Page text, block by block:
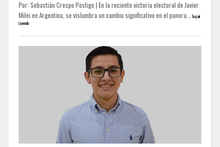
Por: Sebastián Crespo Postigo | En la reciente victoria electoral de Javier
Milei en Argentina, se vislumbra un cambio significativo en el panora... Seguir
Leyendo